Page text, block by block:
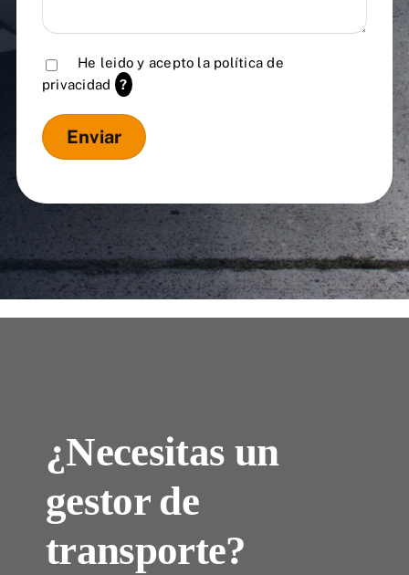
He leido y acepto la política de
privacidad
?
¿Necesitas un
gestor de
transporte?